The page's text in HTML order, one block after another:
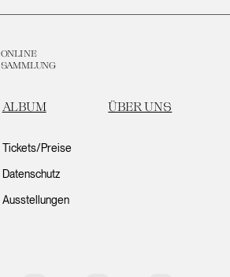
ONLINE
SAMMLUNG
ALBUM ÜBER UNS
Tickets/Preise
Datenschutz
Ausstellungen